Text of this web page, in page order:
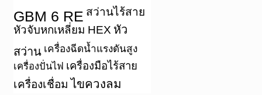
GBM 6 RE สว่านไร้สาย
หัวจับหกเหลี่ยม HEX หัว
สว่าน เครื่องฉีดน้ำแรงดันสูง
เครื่องปั่นไฟ เครื่องมือไร้สาย
เครื่องเชื่อม ไขควงลม